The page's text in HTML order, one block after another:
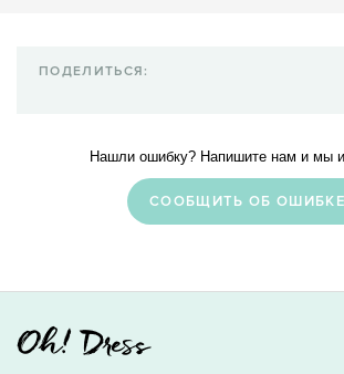
Нашли ошибку? Напишите нам и мы
CООБЩИТЬ ОБ ОШИБКЕ
ПОДЕЛИТЬСЯ: